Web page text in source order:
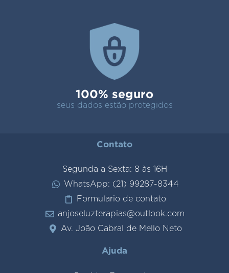
100% seguro
seus dados estão protegidos
Contato
Segunda a Sexta: 8 às 16H
WhatsApp: (21) 99287-8344
Formulario de contato
anjoseluzterapias@outlook.com
Av. João Cabral de Mello Neto
Ajuda